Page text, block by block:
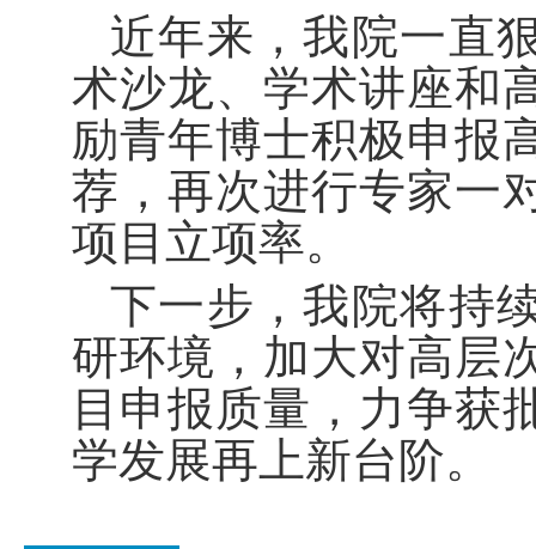
近年来，我院一直
术沙龙、学术讲座和
励青年博士积极申报
荐，再次进行专家一
项目立项率。
下一步，我院将持
研环境，加大对高层
目申报质量，力争获
学发展再上新台阶。